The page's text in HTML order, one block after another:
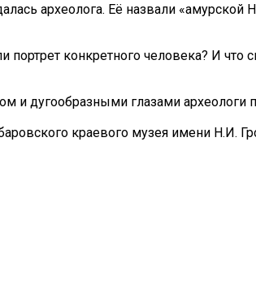
археолога. Её назвали «амурской
конкретного человека? И что
и дугообразными глазами археологи
краевого музея имени Н.И.